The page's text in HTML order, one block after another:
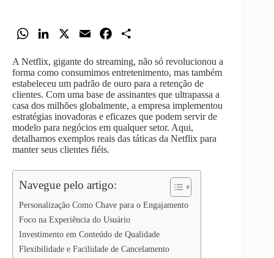
W
a
t
s
A
p
p
n
k
e
d
I
n
a
i
l
c
e
b
o
o
k
a
r
e
A Netflix, gigante do streaming, não só revolucionou a
forma como consumimos entretenimento, mas também
estabeleceu um padrão de ouro para a retenção de
clientes. Com uma base de assinantes que ultrapassa a
casa dos milhões globalmente, a empresa implementou
estratégias inovadoras e eficazes que podem servir de
modelo para negócios em qualquer setor. Aqui,
detalhamos exemplos reais das táticas da Netflix para
manter seus clientes fiéis.
Navegue pelo artigo:
Personalização Como Chave para o Engajamento
Foco na Experiência do Usuário
Investimento em Conteúdo de Qualidade
Flexibilidade e Facilidade de Cancelamento